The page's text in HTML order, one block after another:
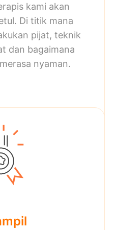
kami akan
Di titik mana
pijat, teknik
dan bagaimana
nyaman.